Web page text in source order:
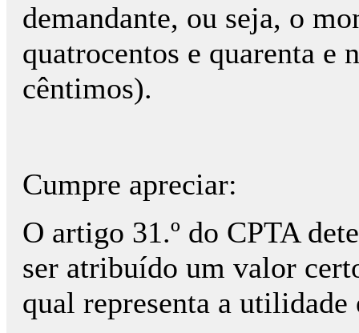
demandante, ou seja, o
quatrocentos e quarenta e
cêntimos).
Cumpre apreciar:
O artigo 31.º do CPTA
ser atribuído um valor
qual representa a